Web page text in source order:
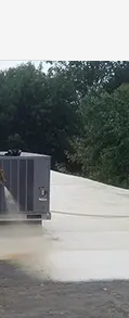
شركة
عزل
اسطح
بالمجمعة
0539253616